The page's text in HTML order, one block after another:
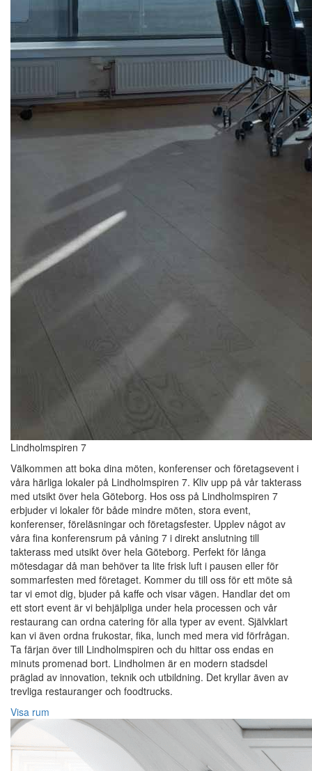
Lindholmspiren 7
Välkommen att boka dina möten, konferenser och företagsevent i
våra härliga lokaler på Lindholmspiren 7. Kliv upp på vår takterass
med utsikt över hela Göteborg. Hos oss på Lindholmspiren 7
erbjuder vi lokaler för både mindre möten, stora event,
konferenser, föreläsningar och företagsfester. Upplev något av
våra fina konferensrum på våning 7 i direkt anslutning till
takterass med utsikt över hela Göteborg. Perfekt för långa
mötesdagar då man behöver ta lite frisk luft i pausen eller för
sommarfesten med företaget. Kommer du till oss för ett möte så
tar vi emot dig, bjuder på kaffe och visar vägen. Handlar det om
ett stort event är vi behjälpliga under hela processen och vår
restaurang can ordna catering för alla typer av event. Självklart
kan vi även ordna frukostar, fika, lunch med mera vid förfrågan.
Ta färjan över till Lindholmspiren och du hittar oss endas en
minuts promenad bort. Lindholmen är en modern stadsdel
präglad av innovation, teknik och utbildning. Det kryllar även av
trevliga restauranger och foodtrucks.
Visa rum